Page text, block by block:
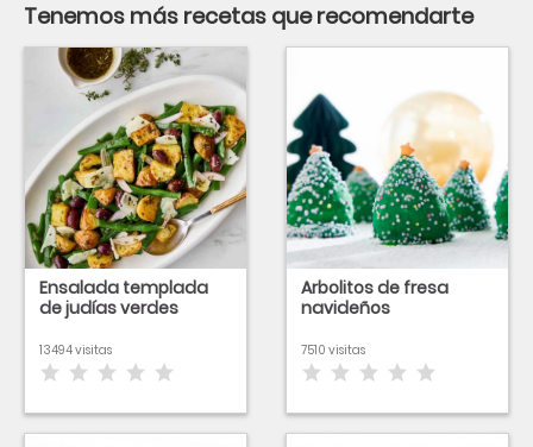
Tenemos más recetas que recomendarte
Ensalada templada
de judías verdes
13494 visitas
Arbolitos de fresa
navideños
7510 visitas